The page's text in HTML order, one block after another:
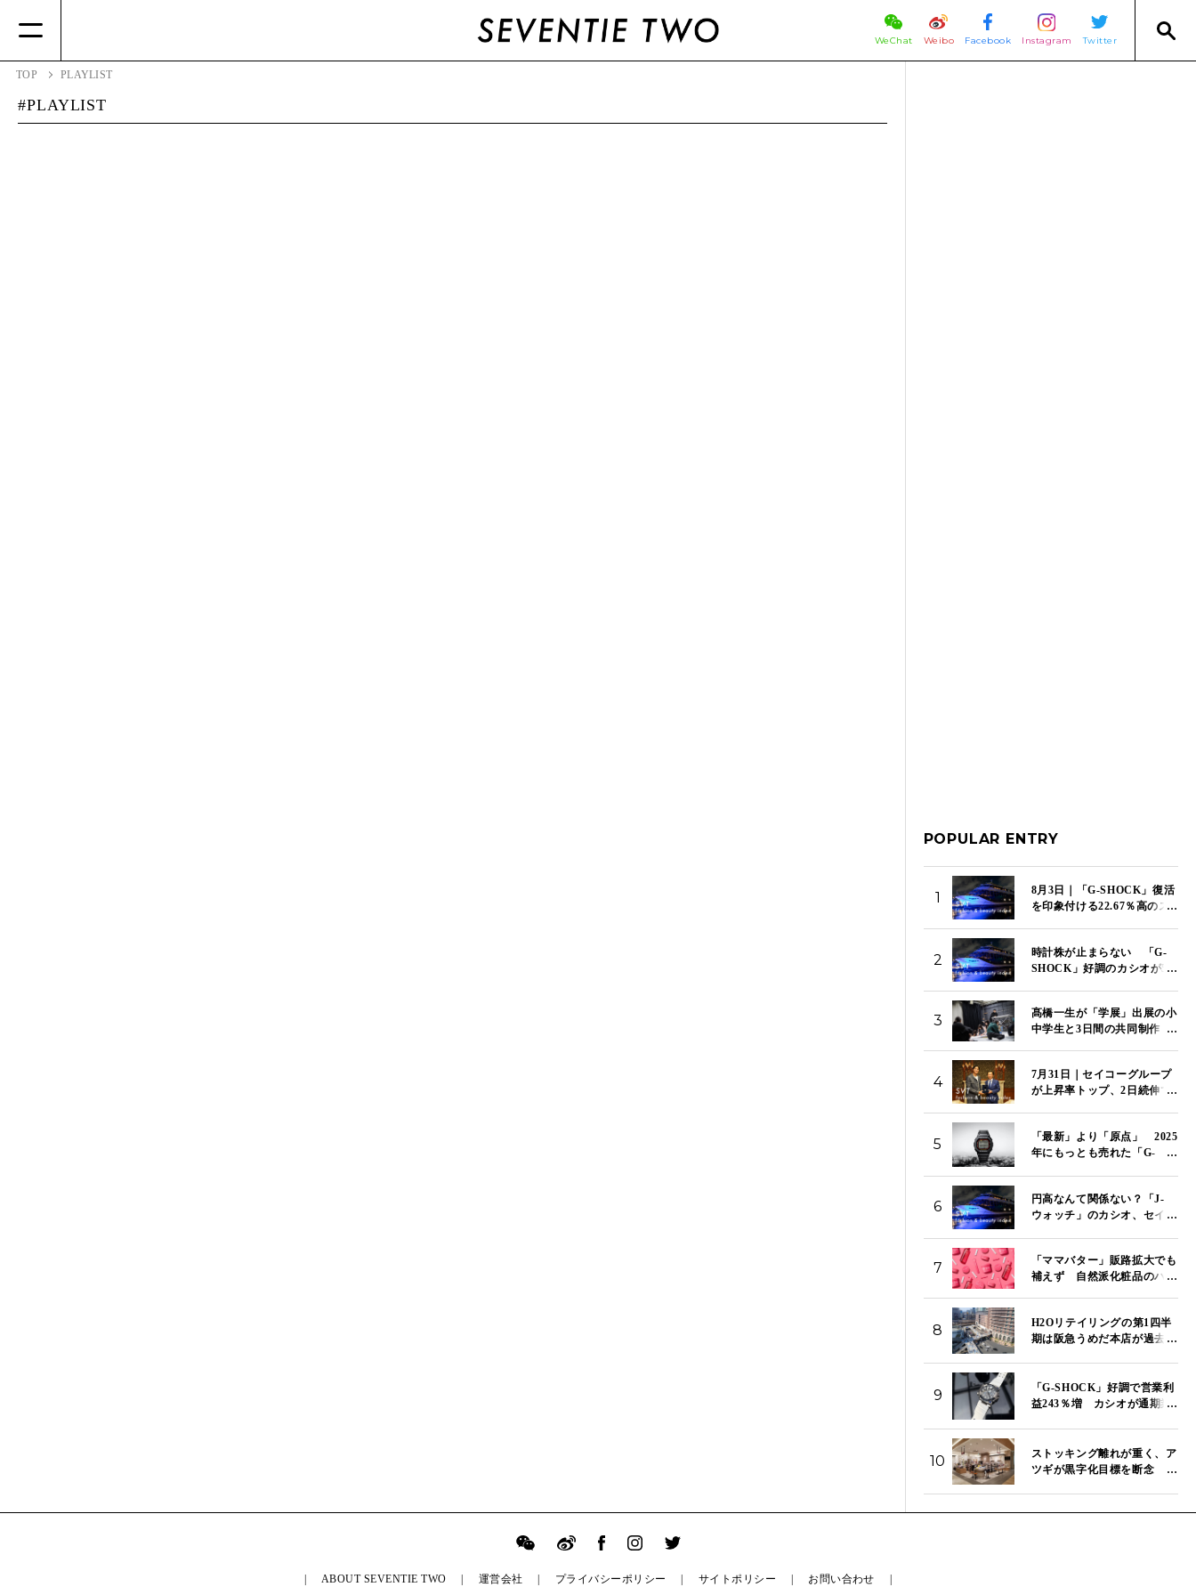
WeChat Weibo Facebook Instagram Twitter
TOP PLAYLIST
PLAYLIST
POPULAR ENTRY
1
8月3日｜「G-SHOCK」復活
を印象付ける22.67％高のス
ス」は14,117ポイント
2
時計株が止まらない 「G-
SHOCK」好調のカシオが5
デックス」は14,081ポイント
｜8月4日
3
髙橋一生が「学展」出展の小
中学生と3日間の共同制作
4
7月31日｜セイコーグループ
が上昇率トップ、2日続伸で
安 「SVT インデックス」
は13,967ポイント
5
「最新」より「原点」 2025
年にもっとも売れた「G-
6
円高なんて関係ない？「J-
ウォッチ」のカシオ、セイ
デックス」は13,980ポイント
｜8月5日
7
「ママバター」販路拡大でも
補えず 自然派化粧品のハウ
8
H2Oリテイリングの第1四半
期は阪急うめだ本店が過去最
9
「G-SHOCK」好調で営業利
益243％増 カシオが通期業
10
ストッキング離れが重く、ア
ツギが黒字化目標を断念 役
ABOUT SEVENTIE TWO 運営会社 プライバシーポリシー サイトポリシー お問い合わせ